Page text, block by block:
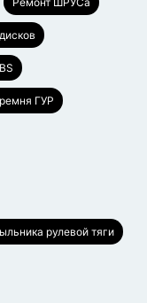
ГУР
рулевой тяги